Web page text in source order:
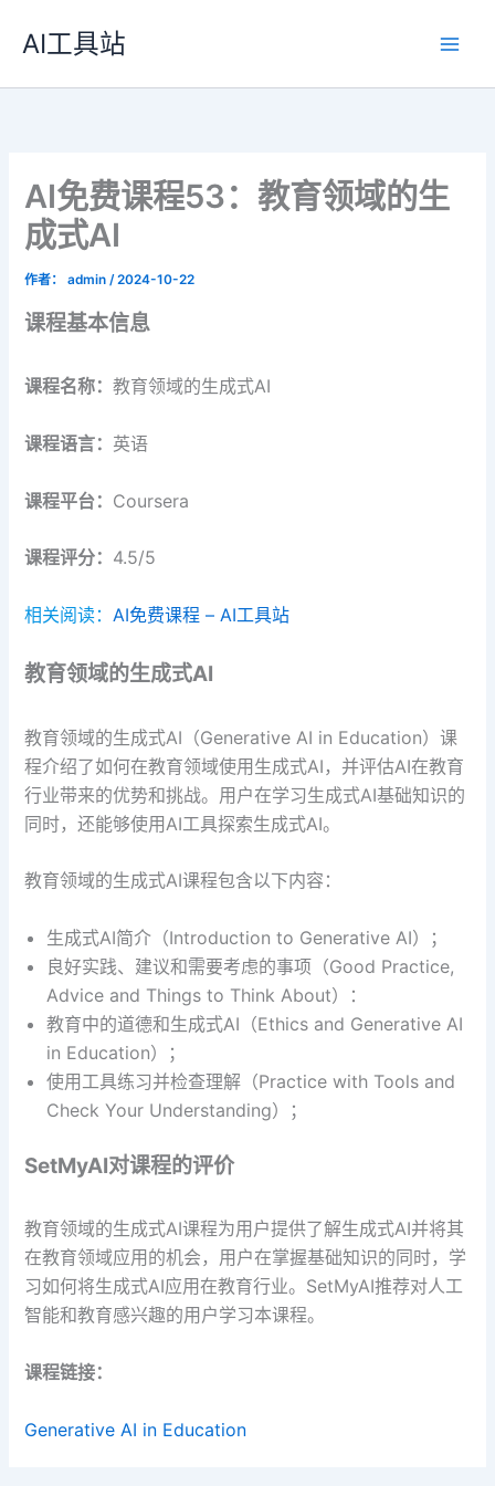
容
AI工具站
AI免费课程53：教育领域的生
成式AI
作者： admin/2024-10-22
课程基本信息
课程名称：教育领域的生成式AI
课程语言： 英语
课程平台： Coursera
课程评分： 4.5/5
相关阅读： AI免费课程 – AI工具站
教育领域的生成式AI
教育领域的生成式AI（Generative AI in Education）课
程介绍了如何在教育领域使用生成式AI，并评估AI在教育
行业带来的优势和挑战。用户在学习生成式AI基础知识的
同时，还能够使用AI工具探索生成式AI。
教育领域的生成式AI课程包含以下内容：
生成式AI简介（Introduction to Generative AI）；
良好实践、建议和需要考虑的事项（Good Practice,
Advice and Things to Think About）：
教育中的道德和生成式AI（Ethics and Generative AI
in Education）；
使用工具练习并检查理解（Practice with Tools and
Check Your Understanding）；
SetMyAI对课程的评价
教育领域的生成式AI课程为用户提供了解生成式AI并将其
在教育领域应用的机会，用户在掌握基础知识的同时，学
习如何将生成式AI应用在教育行业。SetMyAI推荐对人工
智能和教育感兴趣的用户学习本课程。
课程链接：
Generative AI in Education